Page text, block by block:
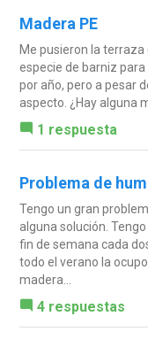
Madera PE
Me pusieron la terraza
especie de barniz
por año, pero a pesar
aspecto. ¿Hay alguna
1 respuesta
Problema de
Tengo un gran
alguna solución.
fin de semana cada
todo el verano la
madera...
4 respuestas